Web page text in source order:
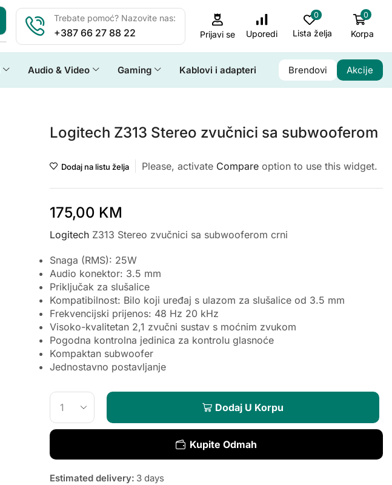
Trebate pomoć? Nazovite nas:
+387 66 27 88 22 Prijavi se Uporedi
0
Lista želja
0
Korpa
Audio & Video Gaming Kablovi i adapteri Brendovi Akcije
Logitech Z313 Stereo zvučnici sa subwooferom
Dodaj na listu želja Please, activate Compareoption to use this widget.
175,00 KM
LogitechZ313 Stereo zvučnici sa subwooferom crni
Snaga (RMS): 25W
Audio konektor: 3.5 mm
Priključak za slušalice
Kompatibilnost: Bilo koji uređaj s ulazom za slušalice od 3.5 mm
Frekvencijski prijenos: 48 Hz 20 kHz
Visoko-kvalitetan 2,1 zvučni sustav s moćnim zvukom
Pogodna kontrolna jedinica za kontrolu glasnoće
Kompaktan subwoofer
Jednostavno postavljanje
Dodaj U Korpu
Kupite Odmah
Estimated delivery: 3 days